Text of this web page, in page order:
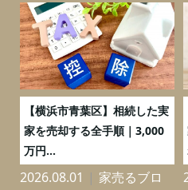
【横浜市青葉区】相続した実
家を売却する全手順｜3,000
万円...
2026.08.01
家売るブロ